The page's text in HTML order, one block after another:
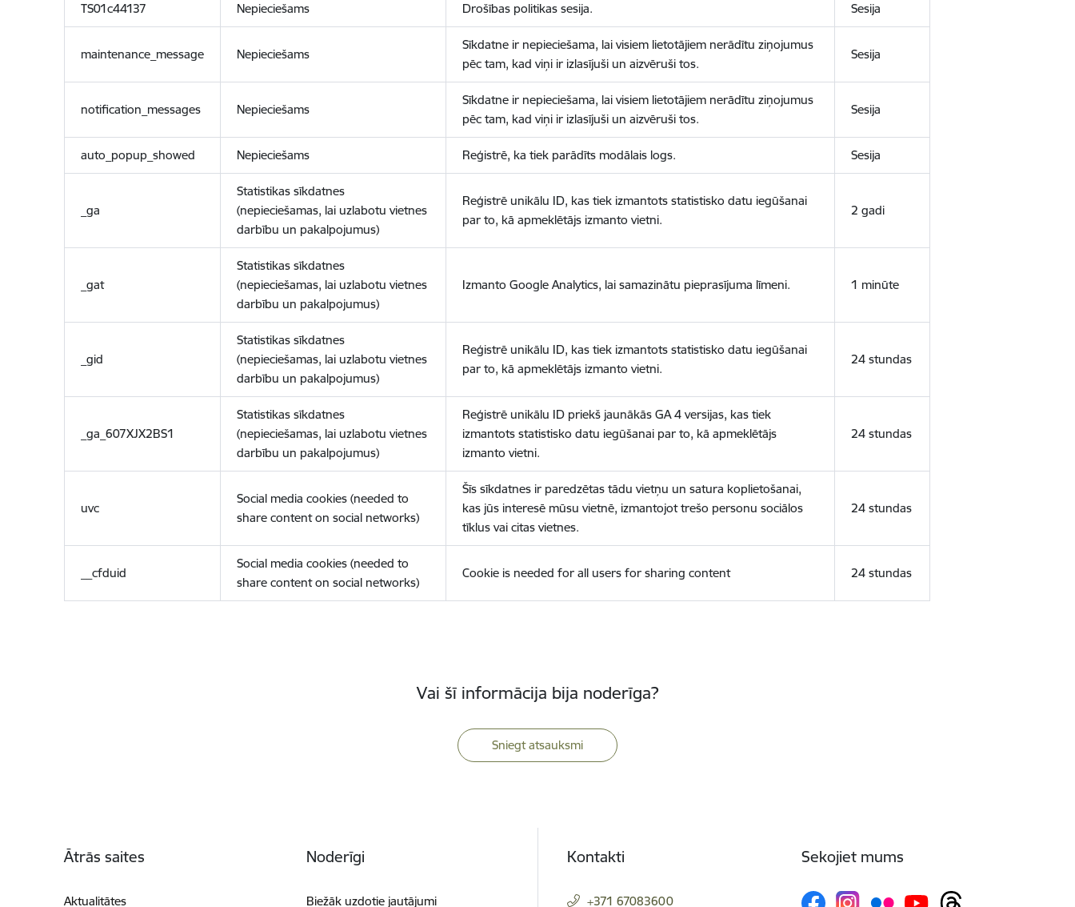
TS01c44137 Nepieciešams Drošības politikas sesija. Sesija
maintenance_message Nepieciešams
Sīkdatne ir nepieciešama, lai visiem lietotājiem nerādītu ziņojumus
pēc tam, kad viņi ir izlasījuši un aizvēruši tos.
Sesija
notification_messages Nepieciešams
Sīkdatne ir nepieciešama, lai visiem lietotājiem nerādītu ziņojumus
pēc tam, kad viņi ir izlasījuši un aizvēruši tos.
Sesija
auto_popup_showed Nepieciešams Reģistrē, ka tiek parādīts modālais logs. Sesija
_ga
Statistikas sīkdatnes
(nepieciešamas, lai uzlabotu vietnes
darbību un pakalpojumus)
Reģistrē unikālu ID, kas tiek izmantots statistisko datu iegūšanai
par to, kā apmeklētājs izmanto vietni.
2 gadi
_gat
Statistikas sīkdatnes
(nepieciešamas, lai uzlabotu vietnes
darbību un pakalpojumus)
Izmanto Google Analytics, lai samazinātu pieprasījuma līmeni. 1 minūte
_gid
Statistikas sīkdatnes
(nepieciešamas, lai uzlabotu vietnes
darbību un pakalpojumus)
Reģistrē unikālu ID, kas tiek izmantots statistisko datu iegūšanai
par to, kā apmeklētājs izmanto vietni.
24 stundas
_ga_607XJX2BS1
Statistikas sīkdatnes
(nepieciešamas, lai uzlabotu vietnes
darbību un pakalpojumus)
Reģistrē unikālu ID priekš jaunākās GA 4 versijas, kas tiek
izmantots statistisko datu iegūšanai par to, kā apmeklētājs
izmanto vietni.
24 stundas
uvc
Social media cookies (needed to
share content on social networks)
Šīs sīkdatnes ir paredzētas tādu vietņu un satura koplietošanai,
kas jūs interesē mūsu vietnē, izmantojot trešo personu sociālos
tīklus vai citas vietnes.
24 stundas
__cfduid
Social media cookies (needed to
share content on social networks)
Cookie is needed for all users for sharing content 24 stundas
Vai šī informācija bija noderīga?
Sniegt atsauksmi
Ātrās saites
Aktualitātes
Noderīgi
Biežāk uzdotie jautājumi
Kontakti
+371 67083600
Sekojiet mums